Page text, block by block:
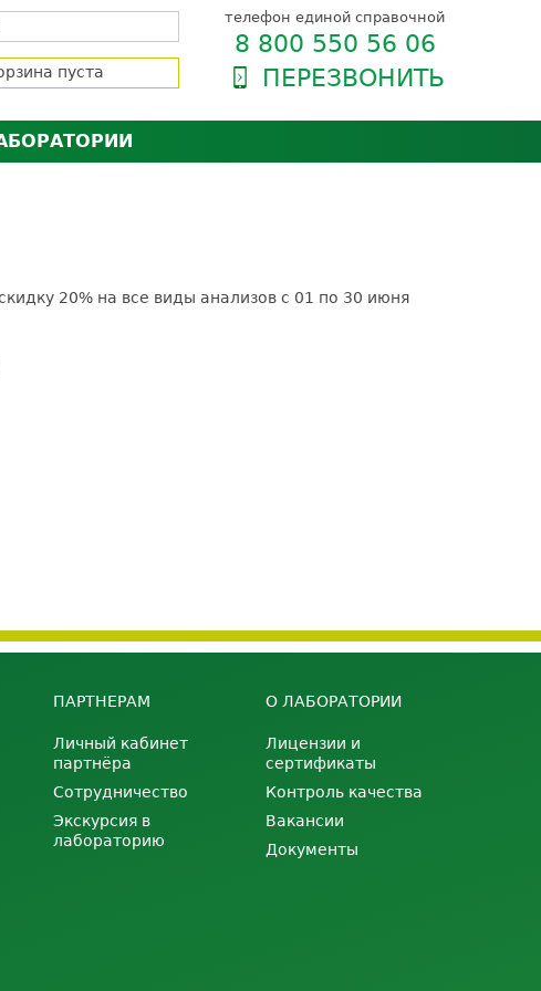
пуста
телефон единой справочной
8 800 550 56 06
ПЕРЕЗВОНИТЬ
20% на все виды анализов с 01 по 30 июня
ПАРТНЕРАМ
Личный кабинет
партнёра
Сотрудничество
Экскурсия в
лабораторию
О ЛАБОРАТОРИИ
Лицензии и
сертификаты
Контроль качества
Вакансии
Документы